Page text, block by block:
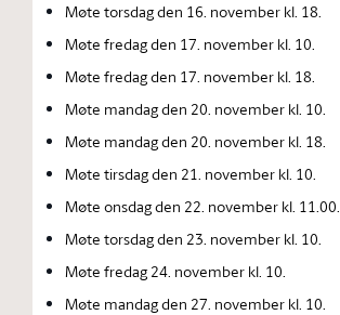
Møte torsdag den 16. november kl. 18.
Møte fredag den 17. november kl. 10.
Møte fredag den 17. november kl. 18.
Møte mandag den 20. november kl. 10.
Møte mandag den 20. november kl. 18.
Møte tirsdag den 21. november kl. 10.
Møte onsdag den 22. november kl. 11.00.
Møte torsdag den 23. november kl. 10.
Møte fredag 24. november kl. 10.
Møte mandag den 27. november kl. 10.